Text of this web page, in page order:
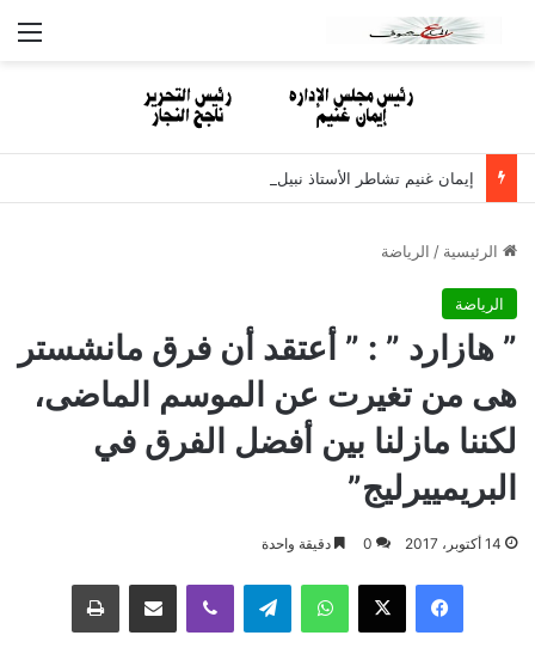
إيمان غنيم تشاطر الأستاذ نبيل مصطفى الأحزان لوفاة والدته
الرئيسية / الرياضة
الرياضة
” هازارد ” : ” أعتقد أن فرق مانشستر
هى من تغيرت عن الموسم الماضى،
لكننا مازلنا بين أفضل الفرق في
البريمييرليج”
14 أكتوبر، 2017 0 دقيقة واحدة
فيسبوك واتساب